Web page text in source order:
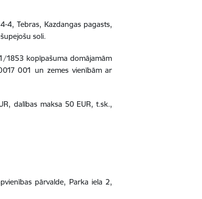
4, Tebras, Kazdangas pagasts,
soli.
1853 kopīpašuma domājamām
001 un zemes vienībām ar
dalības maksa 50 EUR, t.sk.,
pārvalde, Parka iela 2,